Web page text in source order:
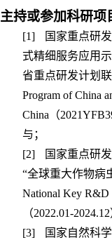
主持或参加科研项
[1]
国家重点研
式精细服务应用
省重点研发计划联
Program of China
China （
与；
[2]
国家重点研
“全球重大作物病
National Key R&D
（2022.01-2024.12
[3]
国家自然科